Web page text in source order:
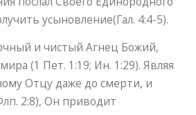
усыновление(Гал. 4:4-5).
и чистый Агнец Божий,
(1 Пет. 1:19; Ин. 1:29). Являя
Отцу даже до смерти, и
2:8), Он приводит